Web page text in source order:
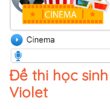
Đề thi học
Violet